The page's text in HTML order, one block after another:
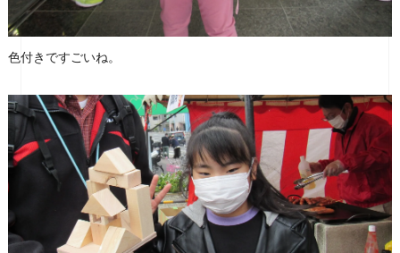
色付きですごいね。